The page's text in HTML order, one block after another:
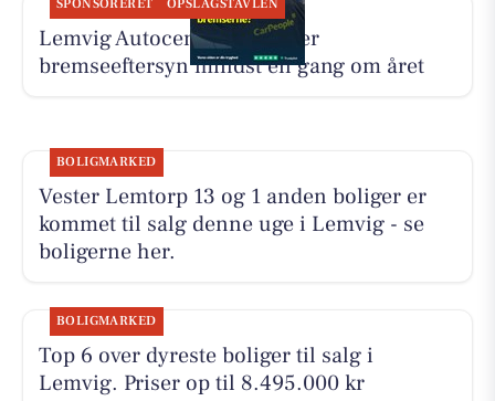
SPONSORERET OPSLAGSTAVLEN
Lemvig Autocenter anbefaler
bremseeftersyn mindst én gang om året
BOLIGMARKED
Vester Lemtorp 13 og 1 anden boliger er
kommet til salg denne uge i Lemvig - se
boligerne her.
BOLIGMARKED
Top 6 over dyreste boliger til salg i
Lemvig. Priser op til 8.495.000 kr